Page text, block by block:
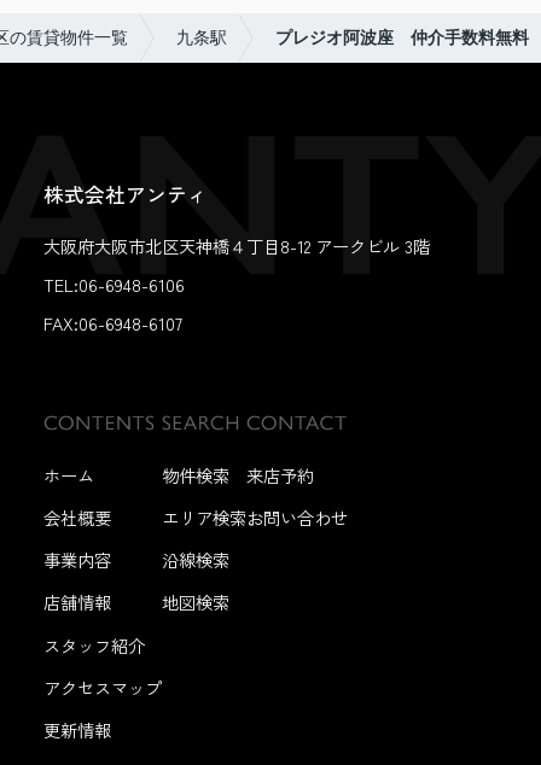
の賃貸物件一覧 九条駅 プレジオ阿波座 仲介手数料無料
株式会社アンティ
大阪府大阪市北区天神橋４丁目8-12 アークビル 3階
TEL:06-6948-6106
FAX:06-6948-6107
ホーム
会社概要
事業内容
店舗情報
スタッフ紹介
アクセスマップ
更新情報
物件検索
エリア検索
沿線検索
地図検索
来店予約
お問い合わせ